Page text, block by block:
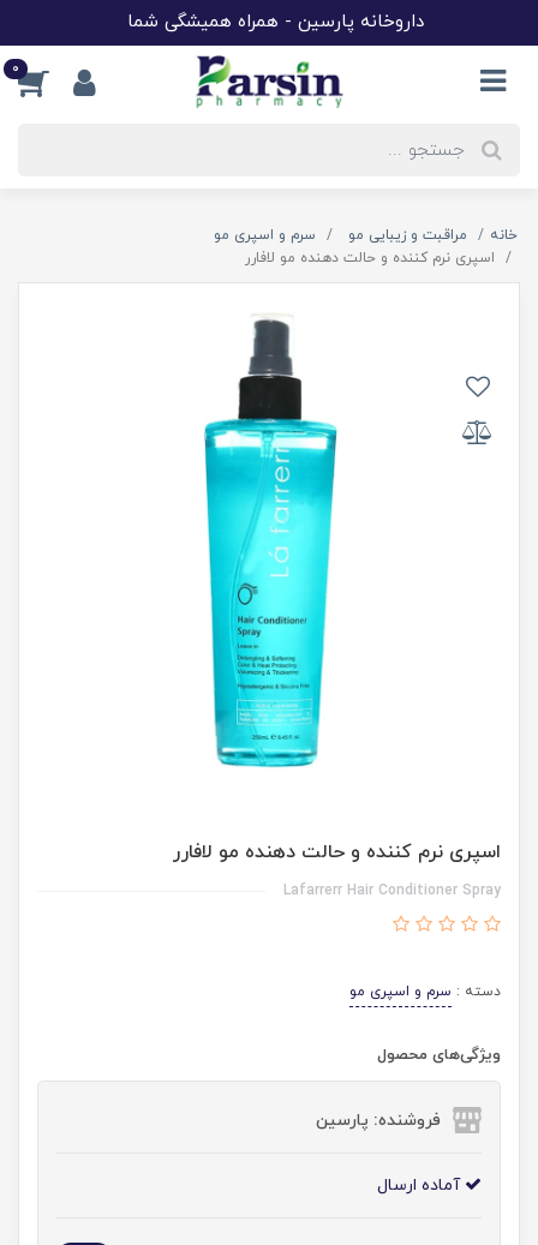
داروخانه پارسین - همراه همیشگی شما
0
خانه مراقبت و زیبایی مو
سرم و اسپری مو
اسپری نرم کننده و حالت دهنده مو لافارر
اسپری نرم کننده و حالت دهنده مو لافارر
Lafarrerr Hair Conditioner Spray
دسته : سرم و اسپری مو
ویژگی‌های محصول
فروشنده: پارسین
آماده ارسال